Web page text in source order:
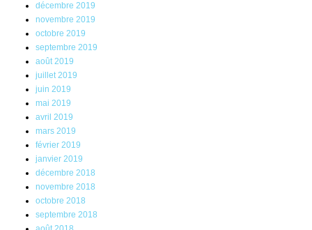
décembre 2019
novembre 2019
octobre 2019
septembre 2019
août 2019
juillet 2019
juin 2019
mai 2019
avril 2019
mars 2019
février 2019
janvier 2019
décembre 2018
novembre 2018
octobre 2018
septembre 2018